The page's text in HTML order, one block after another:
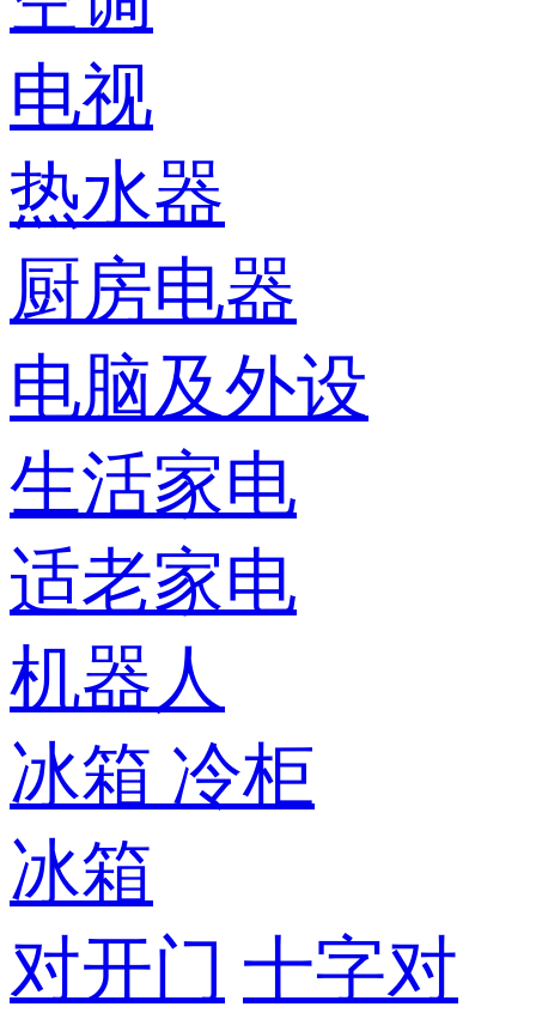
电视
热水器
厨房电器
电脑及外设
生活家电
适老家电
机器人
冰箱 冷柜
冰箱
对开门 十字对